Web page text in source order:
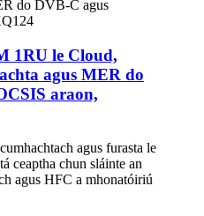
1RU le Cloud,
agus MER do
araon,
agus furasta le
ceaptha chun sláinte an
agus HFC a mhonatóiriú